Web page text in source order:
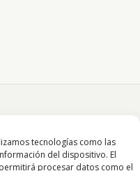
tecnologías como las
del dispositivo. El
procesar datos como el